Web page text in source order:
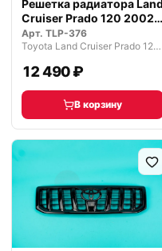
Решетка радиатора Land
Cruiser Prado 120 2002-
2009
Арт. TLP-376
Toyota Land Cruiser Prado 120 рестайлинг (2007—2009)
12 490 ₽
В корзину